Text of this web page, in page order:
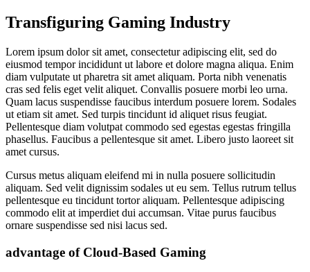
Transfiguring Gaming Industry
Lorem ipsum dolor sit amet, consectetur adipiscing elit, sed do
eiusmod tempor incididunt ut labore et dolore magna aliqua. Enim
diam vulputate ut pharetra sit amet aliquam. Porta nibh venenatis
cras sed felis eget velit aliquet. Convallis posuere morbi leo urna.
Quam lacus suspendisse faucibus interdum posuere lorem. Sodales
ut etiam sit amet. Sed turpis tincidunt id aliquet risus feugiat.
Pellentesque diam volutpat commodo sed egestas egestas fringilla
phasellus. Faucibus a pellentesque sit amet. Libero justo laoreet sit
amet cursus.
Cursus metus aliquam eleifend mi in nulla posuere sollicitudin
aliquam. Sed velit dignissim sodales ut eu sem. Tellus rutrum tellus
pellentesque eu tincidunt tortor aliquam. Pellentesque adipiscing
commodo elit at imperdiet dui accumsan. Vitae purus faucibus
ornare suspendisse sed nisi lacus sed.
advantage of Cloud-Based Gaming